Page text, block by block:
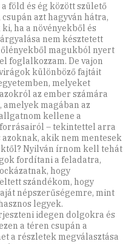
föld és ég között születő
azt hagyván hátra,
ha a növényekből és
nem késztetett
magukból nyert
foglalkozzam. De vajon
különböző fajtáit
melyeket
az ember számára
magában az
kellene a
– tekintettel arra
azoknak, akik nem mentesek
Nyilván írnom kell tehát
fordítani a feladatra,
hogy
szándékom, hogy
népszerűségemre, mint
legyek.
idegen dolgokra és
a téren csupán a
a részletek megválasztása